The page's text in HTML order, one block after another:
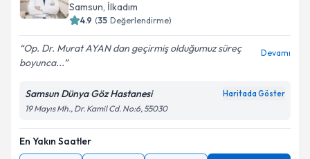
Samsun, İlkadım
4.9 (35 Değerlendirme)
Op. Dr. Murat AYAN dan geçirmiş olduğumuz süreç
boyunca...
Devamı
Samsun Dünya Göz Hastanesi Haritada Göster
19 Mayıs Mh., Dr. Kamil Cd. No:6, 55030
En Yakın Saatler